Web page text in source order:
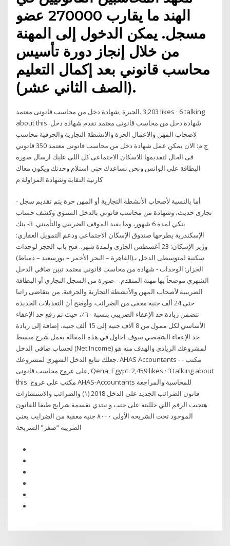
الهند ما يقارب 270000 عضو
مسجل. يمكن الدخول إلى المهنة
من خلال إنجاز دورة تأسيس
محاسب قانوني بعد إكمال التعليم
(الصف الثاني عشر).
‎شهادة دخل من محاسب قانونى معتمد‎, ‎الجيزة‎. 3,203 likes · 6 talking
about this. ‎شهادة دخل من محاسب قانونى معتمد نقدم شهادة دخل
لاصحاب المهن والاعمال الحرة والانشطة التجارية والحرفية محاسب
قانوني‎ 350 ج.م: الان يمكن عمل شهادة دخل من محاسب قانونى معتمد
فى الحال لتقديمها للاسكان الاجتماعى كل اللى عليك ارسال صورة
البطاقة على الواتس ونحن نساعدك حتى استلام وحدتك ويكون معاك
كارنية النقابة وشهادة المزاولة م
- أما بالنسبة لأصحاب الأنشطة التجارية أو المهن حرة يتم تقديم سجل
تجارى حديث، وشهادة من محاسب قانوني بالدخل السنوي وكشف حساب
بنكي لمدة 6 شهور، وما يفيد الموقف الضريبي والتأميني. 3- بنك
الإسكندرية يطرحها صندوق الإسكان الاجتماعي ودعم التمويل العقاري:
وزير الإسكان: 23 أغسطس الجارى ولمدة شهر.. فتح باب الحجز لوحدات
سكنية لمتوسطى الدخل بـ(القاهرة – البحر الأحمر – بورسعيد – دمياط)
الجزار: الوحدات - شهادة من محاسب قانوني معتمد تبين صافي الدخل
الشهري موضحاً بها مهنة المتقدم. - صورة من السجل التجاري أو البطاقة
الضريبية لأصحاب المهن والأنشطة التجارية والحرفية. من يتقاضى راتبا
حتى 24 ألف جنيه معفى من الضرائب. وأوضح أن التعديلات الجديدة
تتضمن زيادة حد الإعفاء الضريبي بنسبة ٦٠٪، حيث تم رفع حد الإعفاء
الأساسي لكل ممول من 8 آلاف جنيه إلى 15 ألف جنيه، إضافة إلى زيادة
حد الإعفاء الشخصي سوف احاول في هذه المقالة بعمل شرح مبسط
لحساب صافي الدخل (Net Income) لمشروعك الريادي والهدف منه هو
جعلك تتابع الدخل الشهري لمشروعك. ‎AHAS Accountants - مكتب -
على عروج محاسب قانونى‎, Qena, Egypt. 2,459 likes · 3 talking about
this. ‎مكتب على عروج AHAS-Accountants للمحاسبة والمراجعة
والضرائب والاستشارات‎ قانون الضرائب الجديد على الدخل 2018 (١)
هتجيب الرقم اللي خلليته على جنب و نبتدي نقسمة شرايح طبقا للقانون
الموجود تحت الشريحه الأولى ٨٠٠٠ جنيه معفية من الضرايب يعني
الضريبه “صفر” الشريحة